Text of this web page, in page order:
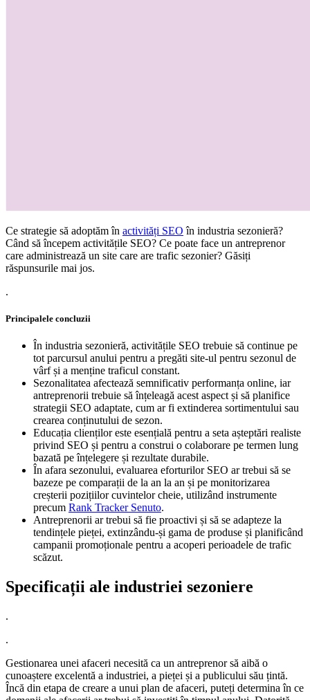
Ce strategie să adoptăm în activități SEO în industria sezonieră?
Când să începem activitățile SEO? Ce poate face un antreprenor
care administrează un site care are trafic sezonier? Găsiți
răspunsurile mai jos.
.
Principalele concluzii
În industria sezonieră, activitățile SEO trebuie să continue pe
tot parcursul anului pentru a pregăti site-ul pentru sezonul de
vârf și a menține traficul constant.
Sezonalitatea afectează semnificativ performanța online, iar
antreprenorii trebuie să înțeleagă acest aspect și să planifice
strategii SEO adaptate, cum ar fi extinderea sortimentului sau
crearea conținutului de sezon.
Educația clienților este esențială pentru a seta așteptări realiste
privind SEO și pentru a construi o colaborare pe termen lung
bazată pe înțelegere și rezultate durabile.
În afara sezonului, evaluarea eforturilor SEO ar trebui să se
bazeze pe comparații de la an la an și pe monitorizarea
creșterii pozițiilor cuvintelor cheie, utilizând instrumente
precum Rank Tracker Senuto.
Antreprenorii ar trebui să fie proactivi și să se adapteze la
tendințele pieței, extinzându-și gama de produse și planificând
campanii promoționale pentru a acoperi perioadele de trafic
scăzut.
Specificații ale industriei sezoniere
.
.
Gestionarea unei afaceri necesită ca un antreprenor să aibă o
cunoaștere excelentă a industriei, a pieței și a publicului său țintă.
Încă din etapa de creare a unui plan de afaceri, puteți determina în ce